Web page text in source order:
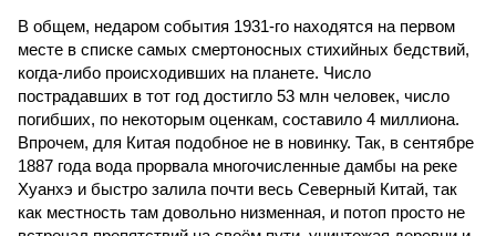
В общем, недаром события 1931-го находятся на первом
месте в списке самых смертоносных стихийных бедствий,
когда-либо происходивших на планете. Число
пострадавших в тот год достигло 53 млн человек, число
погибших, по некоторым оценкам, составило 4 миллиона.
Впрочем, для Китая подобное не в новинку. Так, в сентябре
1887 года вода прорвала многочисленные дамбы на реке
Хуанхэ и быстро залила почти весь Северный Китай, так
как местность там довольно низменная, и потоп просто не